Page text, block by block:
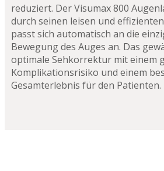
reduziert. Der Visumax 800
durch seinen leisen und
passt sich automatisch an die
Bewegung des Auges an. Das
optimale Sehkorrektur mit einem
Komplikationsrisiko und einem
Gesamterlebnis für den Patienten.